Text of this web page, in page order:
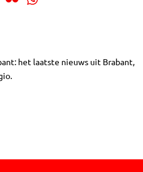
het laatste nieuws uit Brabant,